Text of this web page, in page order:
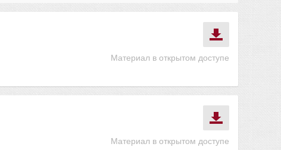
Материал в открытом доступе
Материал в открытом доступе